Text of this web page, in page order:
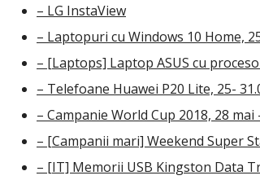
– LG InstaView
– Laptopuri cu Windows 10 Home,
– [Laptops] Laptop ASUS cu
– Telefoane Huawei P20 Lite, 25-
– Campanie World Cup 2018, 28 mai
– [Campanii mari] Weekend Super
– [IT] Memorii USB Kingston Data